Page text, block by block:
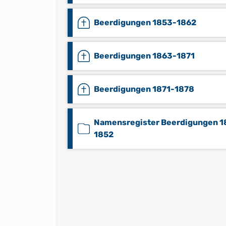
Beerdigungen 1853-1862
Beerdigungen 1863-1871
Beerdigungen 1871-1878
Namensregister Beerdigungen
1852